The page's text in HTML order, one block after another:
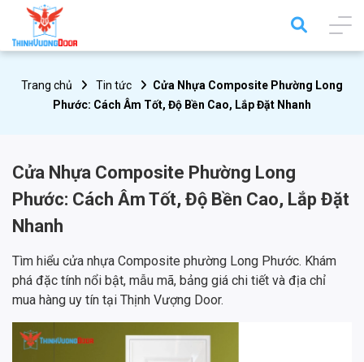
Trang chủ Tin tức
Cửa Nhựa Composite Phường Long
Phước: Cách Âm Tốt, Độ Bền Cao, Lắp Đặt Nhanh
Cửa Nhựa Composite Phường Long
Phước: Cách Âm Tốt, Độ Bền Cao, Lắp Đặt
Nhanh
Tìm hiểu cửa nhựa Composite phường Long Phước. Khám
phá đặc tính nổi bật, mẫu mã, bảng giá chi tiết và địa chỉ
mua hàng uy tín tại Thịnh Vượng Door.